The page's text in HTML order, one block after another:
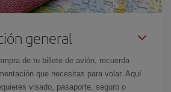
general
de tu billete de avión, recuerda
que necesitas para volar. Aquí
visado, pasaporte, seguro o